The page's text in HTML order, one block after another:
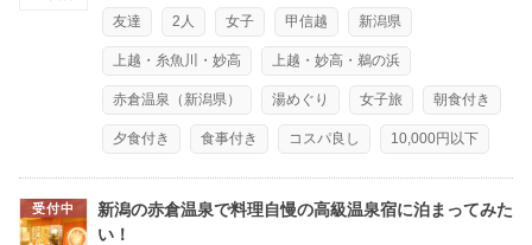
友達 2人 女子 甲信越 新潟県
上越・糸魚川・妙高 上越・妙高・鵜の浜
赤倉温泉（新潟県） 湯めぐり 女子旅 朝食付き
夕食付き 食事付き コスパ良し 10,000円以下
受付中
新潟の赤倉温泉で料理自慢の高級温泉宿に泊まってみた
い！